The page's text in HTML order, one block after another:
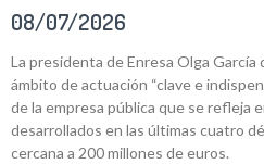
08/07/2026
La presidenta de Enresa Olga
ámbito de actuación “clave e
de la empresa pública que se refleja
desarrollados en las últimas cuatro
cercana a 200 millones de euros.